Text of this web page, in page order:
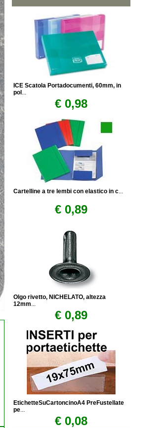
ICE Scatola Portadocumenti, 60mm, in
pol ...
€ 0,98
Cartelline a tre lembi con elastico in c...
€ 0,89
Olgo rivetto, NICHELATO, altezza
12mm...
€ 0,89
EtichetteSuCartoncinoA4 PreFustellate
pe...
€ 0,08